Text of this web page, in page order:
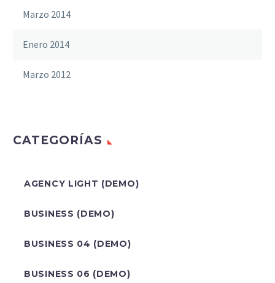
Marzo 2014
Enero 2014
Marzo 2012
CATEGORÍAS
AGENCY LIGHT (DEMO)
BUSINESS (DEMO)
BUSINESS 04 (DEMO)
BUSINESS 06 (DEMO)